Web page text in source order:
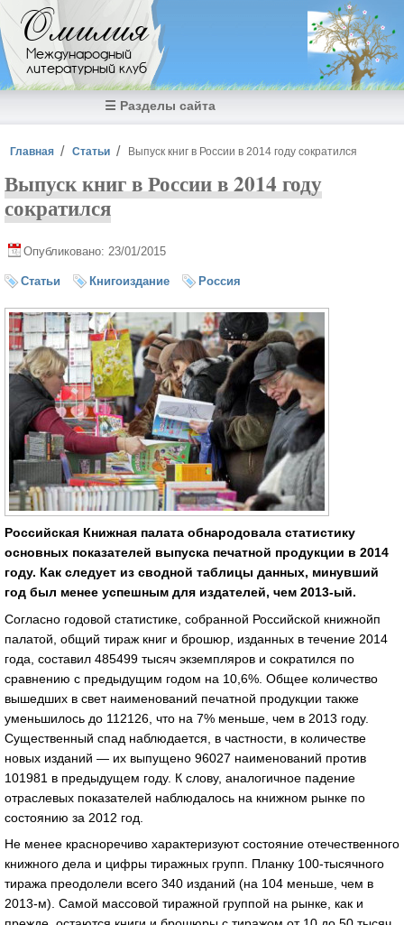
Перейти к основному содержанию
Омилия
Международный
литературный клуб
☰ Разделы сайта
Вы здесь
Главная Статьи Выпуск книг в России в 2014 году сократился
Выпуск книг в России в 2014 году
сократился
Опубликовано: 23/01/2015
Статьи Книгоиздание Россия
Российская Книжная палата обнародовала статистику
основных показателей выпуска печатной продукции в 2014
году. Как следует из сводной таблицы данных, минувший
год был менее успешным для издателей, чем 2013-ый.
Согласно годовой статистике, собранной Российской книжнойп
палатой, общий тираж книг и брошюр, изданных в течение 2014
года, составил 485499 тысяч экземпляров и сократился по
сравнению с предыдущим годом на 10,6%. Общее количество
вышедших в свет наименований печатной продукции также
уменьшилось до 112126, что на 7% меньше, чем в 2013 году.
Существенный спад наблюдается, в частности, в количестве
новых изданий — их выпущено 96027 наименований против
101981 в предыдущем году. К слову, аналогичное падение
отраслевых показателей наблюдалось на книжном рынке по
состоянию за 2012 год.
Не менее красноречиво характеризуют состояние отечественного
книжного дела и цифры тиражных групп. Планку 100-тысячного
тиража преодолели всего 340 изданий (на 104 меньше, чем в
2013-м). Самой массовой тиражной группой на рынке, как и